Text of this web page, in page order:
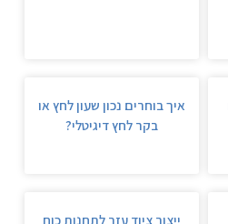
איך בוחרים נכון שעון לחץ או
בקר לחץ דיגיטלי?
ייצור ציוד עזר לתחנות כוח